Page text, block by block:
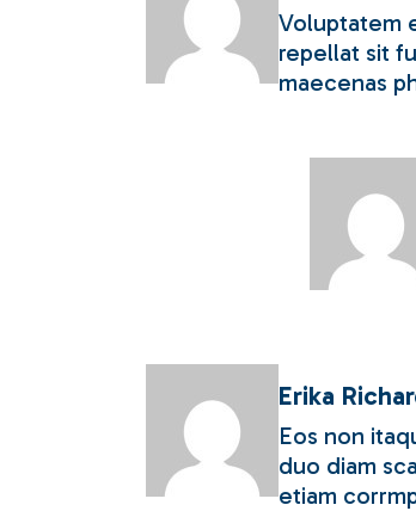
Voluptatem
repellat sit
maecenas
Erika
Eos non
duo diam
etiam